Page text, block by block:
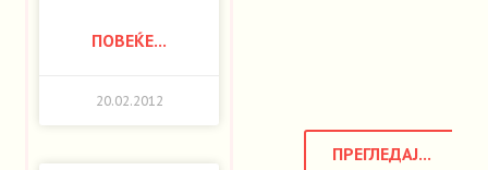
ПОВЕЌЕ...
20.02.2012
ПРЕГЛЕДАЈ...